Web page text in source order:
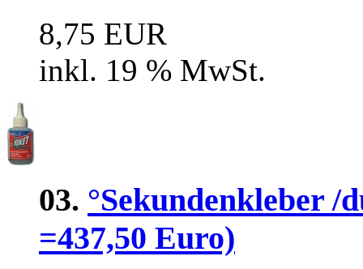
8,75 EUR
inkl. 19 % MwSt.
03. °Sekundenkleber /
=437,50 Euro)